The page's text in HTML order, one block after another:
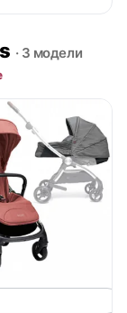
· 3 модели